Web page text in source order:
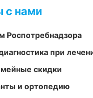
с нами
Роспотребнадзора
при
скидки
и ортопедию